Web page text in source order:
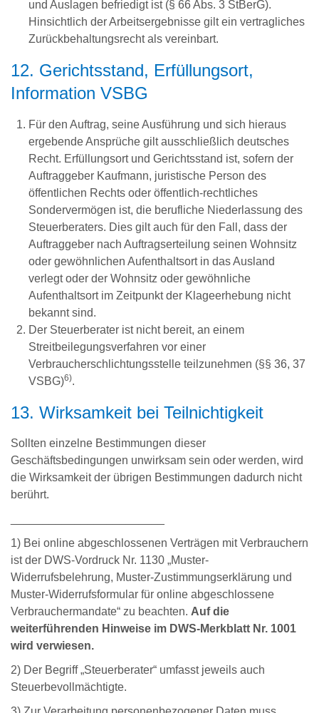
und Auslagen befriedigt ist (§ 66 Abs. 3 StBerG).
Hinsichtlich der Arbeitsergebnisse gilt ein vertragliches
Zurückbehaltungsrecht als vereinbart.
12. Gerichtsstand, Erfüllungsort,
Information VSBG
Für den Auftrag, seine Ausführung und sich hieraus
ergebende Ansprüche gilt ausschließlich deutsches
Recht. Erfüllungsort und Gerichtsstand ist, sofern der
Auftraggeber Kaufmann, juristische Person des
öffentlichen Rechts oder öffentlich-rechtliches
Sondervermögen ist, die berufliche Niederlassung des
Steuerberaters. Dies gilt auch für den Fall, dass der
Auftraggeber nach Auftragserteilung seinen Wohnsitz
oder gewöhnlichen Aufenthaltsort in das Ausland
verlegt oder der Wohnsitz oder gewöhnliche
Aufenthaltsort im Zeitpunkt der Klageerhebung nicht
bekannt sind.
Der Steuerberater ist nicht bereit, an einem
Streitbeilegungsverfahren vor einer
Verbraucherschlichtungsstelle teilzunehmen (§§ 36, 37
VSBG)6).
13. Wirksamkeit bei Teilnichtigkeit
Sollten einzelne Bestimmungen dieser
Geschäftsbedingungen unwirksam sein oder werden, wird
die Wirksamkeit der übrigen Bestimmungen dadurch nicht
berührt.
1) Bei online abgeschlossenen Verträgen mit Verbrauchern
ist der DWS-Vordruck Nr. 1130 „Muster-
Widerrufsbelehrung, Muster-Zustimmungserklärung und
Muster-Widerrufsformular für online abgeschlossene
Verbrauchermandate“ zu beachten. Auf die
weiterführenden Hinweise im DWS-Merkblatt Nr. 1001
wird verwiesen.
2) Der Begriff „Steuerberater“ umfasst jeweils auch
Steuerbevollmächtigte.